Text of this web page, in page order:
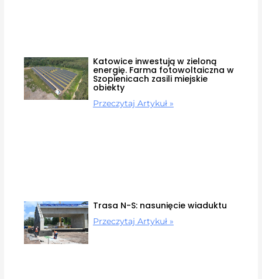
Katowice inwestują w zieloną
energię. Farma fotowoltaiczna w
Szopienicach zasili miejskie
obiekty
Przeczytaj Artykuł »
Trasa N-S: nasunięcie wiaduktu
Przeczytaj Artykuł »